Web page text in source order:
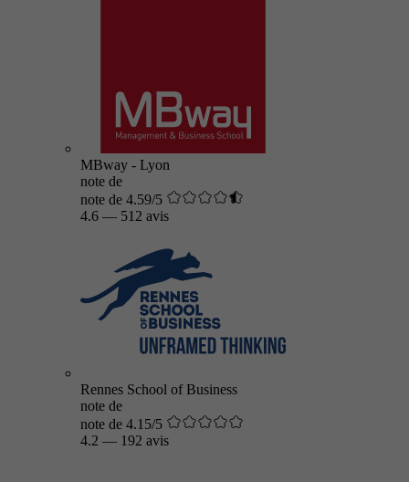
MBway - Lyon
note de
note de 4.59/5
4.6 — 512 avis
Rennes School of Business
note de
note de 4.15/5
4.2 — 192 avis